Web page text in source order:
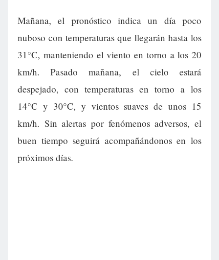
Mañana, el pronóstico indica un día poco
nuboso con temperaturas que llegarán hasta los
31°C, manteniendo el viento en torno a los 20
km/h. Pasado mañana, el cielo estará
despejado, con temperaturas en torno a los
14°C y 30°C, y vientos suaves de unos 15
km/h. Sin alertas por fenómenos adversos, el
buen tiempo seguirá acompañándonos en los
próximos días.